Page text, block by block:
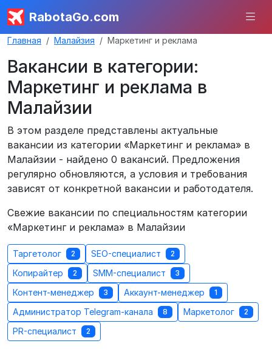
RabotaGo.com
Главная Малайзия Маркетинг и реклама
Вакансии в категории:
Маркетинг и реклама в
Малайзии
В этом разделе представлены актуальные
вакансии из категории «Маркетинг и реклама» в
Малайзии - найдено 0 вакансий. Предложения
регулярно обновляются, а условия и требования
зависят от конкретной вакансии и работодателя.
Свежие вакансии по специальностям категории
«Маркетинг и реклама» в Малайзии
Таргетолог 2 SEO-специалист 2
Копирайтер 2 SMM-специалист 3
Контент-менеджер 3 Аккаунт-менеджер 1
Администратор Telegram-канала 8 Маркетолог 2
PR-специалист 2